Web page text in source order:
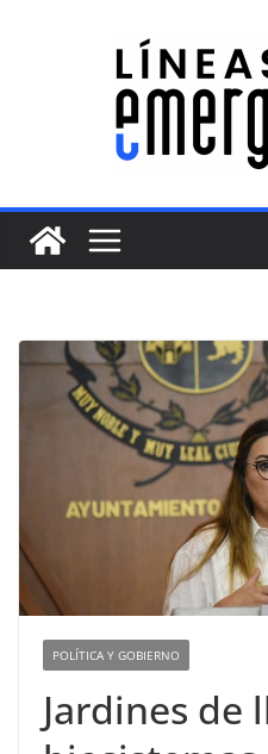
POLÍTICA Y GOBIERNO
Jardines de